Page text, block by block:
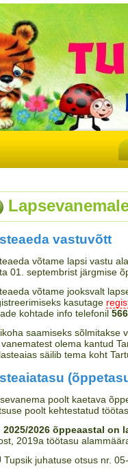
vastuvõtt
võtame lapsi vastu
01. septembrist järgmise
võtame jooksvalt
kasutage
kohtade info telefonil
saamiseks sõlmitakse
vanematest olema kantud
säilib tema koht
poolt kaetava
poolt kehtestatud
2025/2026 õppeaastal on
2019a töötasu
Tupsik juhatuse otsus nr.